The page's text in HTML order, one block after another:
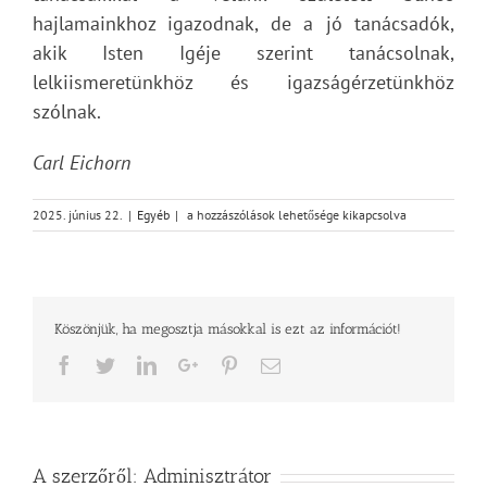
hajlamainkhoz igazodnak, de a jó tanácsadók,
akik Isten Igéje szerint tanácsolnak,
lelkiismeretünkhöz és igazságérzetünkhöz
szólnak.
Carl Eichorn
2025. június 22. | Egyéb | Isten
műhelyében
bejegyzéshez
a hozzászólások lehetősége kikapcsolva
Köszönjük, ha megosztja másokkal is ezt az információt!
Facebook
TwitterLinkedInGoogle+PinterestEmail
A szerzőről: Adminisztrátor